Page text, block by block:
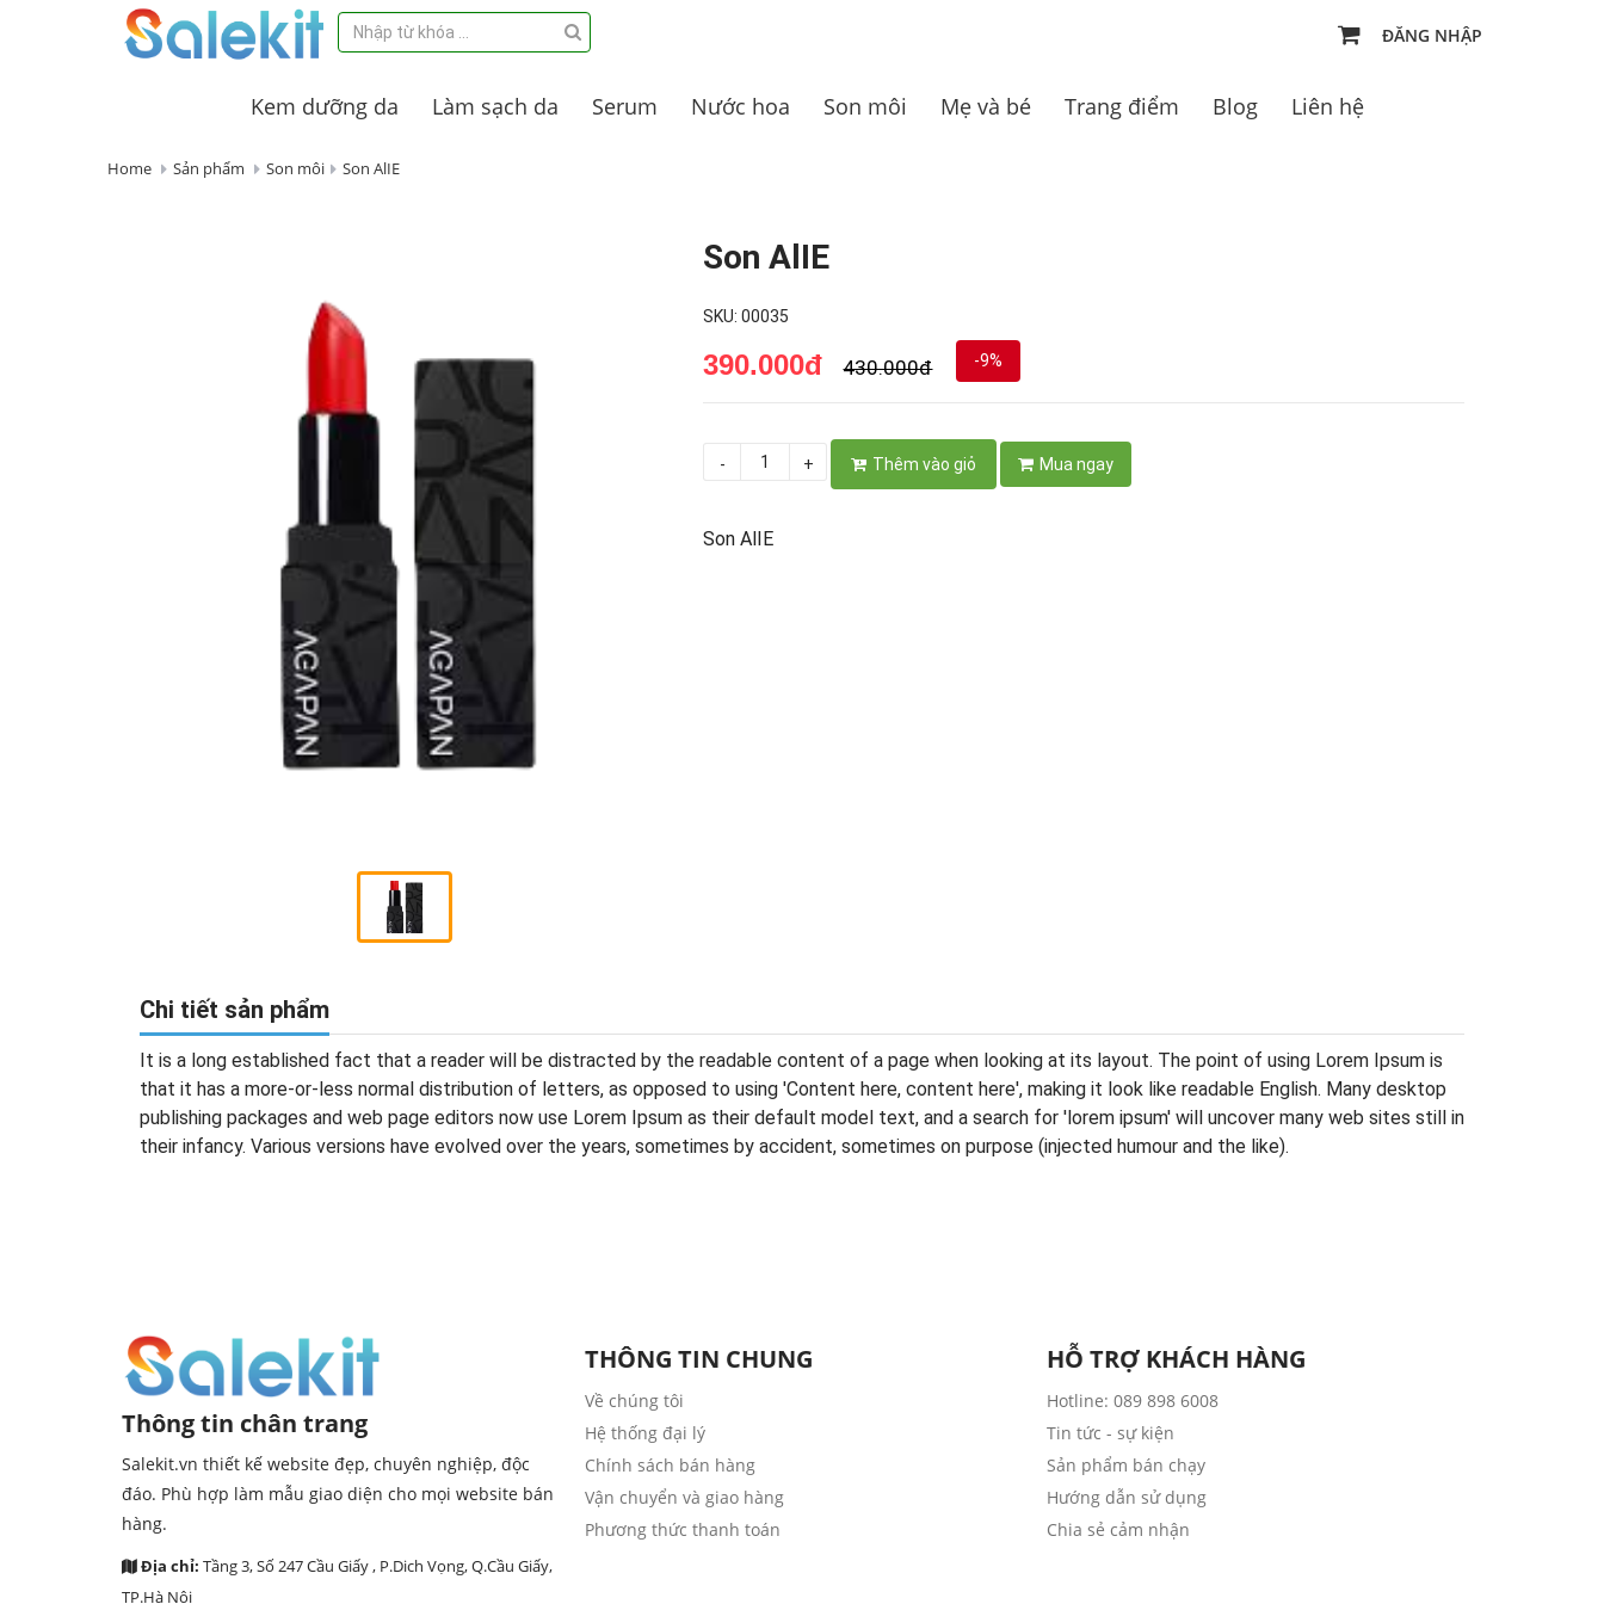
ĐĂNG NHẬP
Kem dưỡng da Làm sạch da Serum Nước hoa Son môi Mẹ và bé Trang điểm Blog Liên hệ
Home Sản phẩm Son môi Son AlIE
Son AlIE
SKU: 00035
390.000đ 430.000đ -9%
- + Thêm vào giỏ Mua ngay
Son AlIE
Chi tiết sản phẩm
It is a long established fact that a reader will be distracted by the readable content of a page when looking at its layout. The point of using Lorem Ipsum is
that it has a more-or-less normal distribution of letters, as opposed to using 'Content here, content here', making it look like readable English. Many desktop
publishing packages and web page editors now use Lorem Ipsum as their default model text, and a search for 'lorem ipsum' will uncover many web sites still in
their infancy. Various versions have evolved over the years, sometimes by accident, sometimes on purpose (injected humour and the like).
Thông tin chân trang
Salekit.vn thiết kế website đẹp, chuyên nghiệp, độc
đáo. Phù hợp làm mẫu giao diện cho mọi website bán
hàng.
Địa chỉ: Tầng 3, Số 247 Cầu Giấy , P.Dich Vọng, Q.Cầu Giấy,
TP.Hà Nội
THÔNG TIN CHUNG
Về chúng tôi
Hệ thống đại lý
Chính sách bán hàng
Vận chuyển và giao hàng
Phương thức thanh toán
HỖ TRỢ KHÁCH HÀNG
Hotline: 089 898 6008
Tin tức - sự kiện
Sản phẩm bán chạy
Hướng dẫn sử dụng
Chia sẻ cảm nhận